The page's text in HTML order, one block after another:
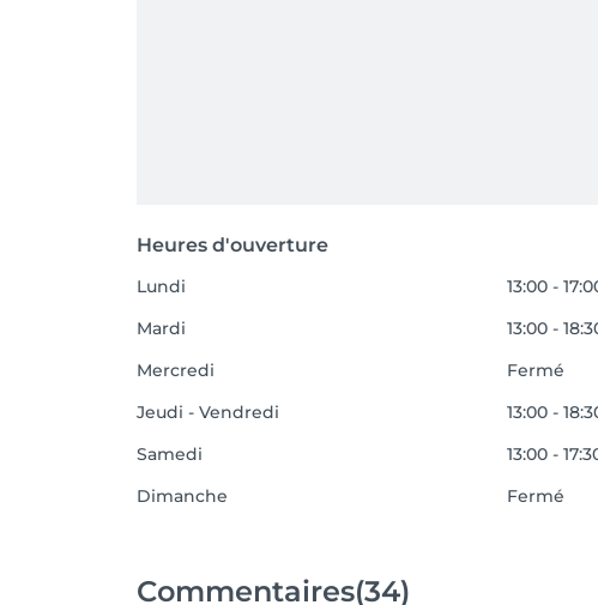
Heures d'ouverture
Lundi
13:00 -
Mardi
13:00 -
Mercredi
Fermé
Jeudi - Vendredi
13:00 -
Samedi
13:00 -
Dimanche
Fermé
Commentaires(34)